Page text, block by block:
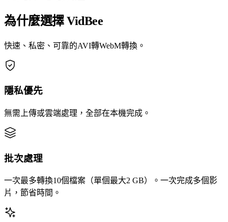
為什麼選擇 VidBee
快速、私密、可靠的AVI轉WebM轉換。
隱私優先
無需上傳或雲端處理，全部在本機完成。
批次處理
一次最多轉換10個檔案（單個最大2 GB）。一次完成多個影
片，節省時間。